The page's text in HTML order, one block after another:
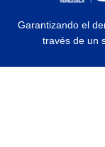
Garantizando el
través de un